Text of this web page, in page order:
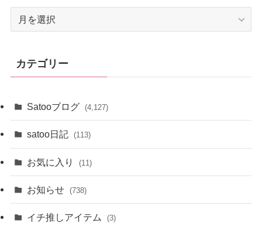
ブ
カテゴリー
Satooブログ (4,127)
satoo日記 (113)
お気に入り (11)
お知らせ (738)
イチ推しアイテム (3)